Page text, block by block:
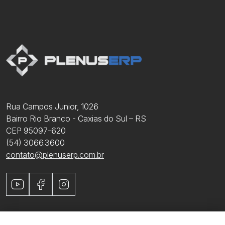
Rua Campos Junior, 1026
Bairro Rio Branco - Caxias do Sul – RS
CEP 95097-620
(54) 3066.3600
contato@plenuserp.com.br
YoutubeFacebookInstagram